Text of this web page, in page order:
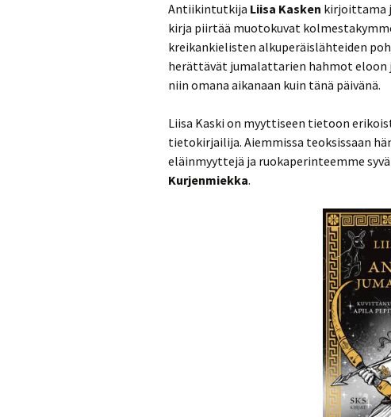
Antiikintutkija Liisa Kasken kirjoittama
kirja piirtää muotokuvat
kreikankielisten alkuperäislähteiden
herättävät jumalattarien hahmot eloon
niin omana aikanaan kuin tänä päivänä.
Liisa Kaski on myyttiseen tietoon
tietokirjailija. Aiemmissa teoksissaan
eläinmyyttejä ja ruokaperinteemme
Kurjenmiekka.